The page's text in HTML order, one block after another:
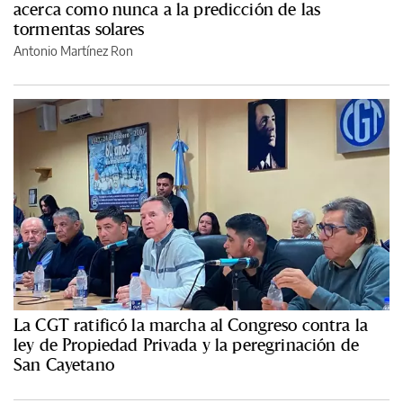
acerca como nunca a la predicción de las
tormentas solares
Antonio Martínez Ron
La CGT ratificó la marcha al Congreso contra la
ley de Propiedad Privada y la peregrinación de
San Cayetano